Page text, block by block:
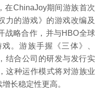
在ChinaJoy期间游族首次
力的游戏》的游戏改编及
战略合作，并与HBO全球
。游族手握《三体》、
结合公司的研发与发行实
这种运作模式将对游族业
长稳定性更高。